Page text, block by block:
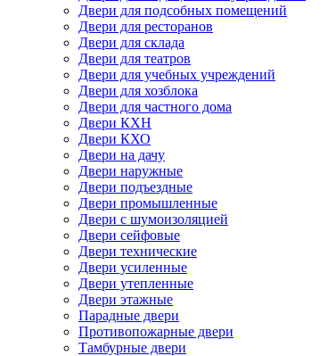
Двери для подсобных помещений
Двери для ресторанов
Двери для склада
Двери для театров
Двери для учебных учреждений
Двери для хозблока
Двери для частного дома
Двери КХН
Двери КХО
Двери на дачу
Двери наружные
Двери подъездные
Двери промышленные
Двери с шумоизоляцией
Двери сейфовые
Двери технические
Двери усиленные
Двери утепленные
Двери этажные
Парадные двери
Противопожарные двери
Тамбурные двери